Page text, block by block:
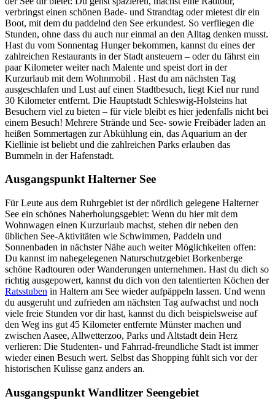
verbringst einen schönen Bade- und Strandtag oder mietest dir ein
Boot, mit dem du paddelnd den See erkundest. So verfliegen die
Stunden, ohne dass du auch nur einmal an den Alltag denken musst.
Hast du vom Sonnentag Hunger bekommen, kannst du eines der
zahlreichen Restaurants in der Stadt ansteuern – oder du fährst ein
paar Kilometer weiter nach Malente und speist dort in der
Kurzurlaub mit dem Wohnmobil . Hast du am nächsten Tag
ausgeschlafen und Lust auf einen Stadtbesuch, liegt Kiel nur rund
30 Kilometer entfernt. Die Hauptstadt Schleswig-Holsteins hat
Besuchern viel zu bieten – für viele bleibt es hier jedenfalls nicht bei
einem Besuch! Mehrere Strände und See- sowie Freibäder laden an
heißen Sommertagen zur Abkühlung ein, das Aquarium an der
Kiellinie ist beliebt und die zahlreichen Parks erlauben das
Bummeln in der Hafenstadt.
Ausgangspunkt Halterner See
Für Leute aus dem Ruhrgebiet ist der nördlich gelegene Halterner
See ein schönes Naherholungsgebiet: Wenn du hier mit dem
Wohnwagen einen Kurzurlaub machst, stehen dir neben den
üblichen See-Aktivitäten wie Schwimmen, Paddeln und
Sonnenbaden in nächster Nähe auch weiter Möglichkeiten offen:
Du kannst im nahegelegenen Naturschutzgebiet Borkenberge
schöne Radtouren oder Wanderungen unternehmen. Hast du dich so
richtig ausgepowert, kannst du dich von den talentierten Köchen der
Ratsstuben in Haltern am See wieder aufpäppeln lassen. Und wenn
du ausgeruht und zufrieden am nächsten Tag aufwachst und noch
viele freie Stunden vor dir hast, kannst du dich beispielsweise auf
den Weg ins gut 45 Kilometer entfernte Münster machen und
zwischen Aasee, Allwetterzoo, Parks und Altstadt dein Herz
verlieren: Die Studenten- und Fahrrad-freundliche Stadt ist immer
wieder einen Besuch wert. Selbst das Shopping fühlt sich vor der
historischen Kulisse ganz anders an.
Ausgangspunkt Wandlitzer Seengebiet